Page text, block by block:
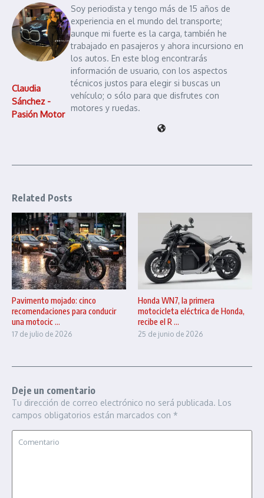
Claudia
Sánchez -
Pasión Motor
Soy periodista y tengo más de 15 años de
experiencia en el mundo del transporte;
aunque mi fuerte es la carga, también he
trabajado en pasajeros y ahora incursiono en
los autos. En este blog encontrarás
información de usuario, con los aspectos
técnicos justos para elegir si buscas un
vehículo; o sólo para que disfrutes con
motores y ruedas.
Related Posts
Pavimento mojado: cinco
recomendaciones para conducir
una motocic ...
17 de julio de 2026
Honda WN7, la primera
motocicleta eléctrica de Honda,
recibe el R ...
25 de junio de 2026
Deje un comentario
Tu dirección de correo electrónico no será publicada. Los
campos obligatorios están marcados con *